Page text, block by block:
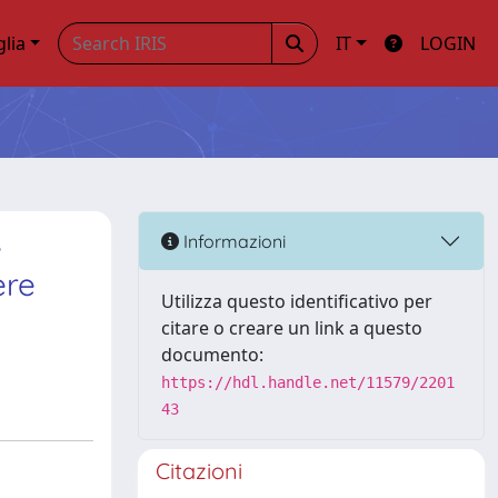
IT LOGIN
Informazioni
Utilizza questo identificativo per
citare o creare un link a questo
documento:
https://hdl.handle.net/11579/2201
43
Citazioni